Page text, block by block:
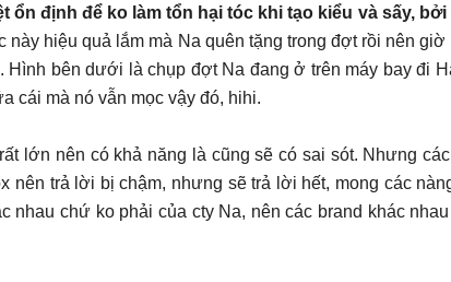
định để ko làm tổn hại tóc khi tạo kiểu và sấy,
này hiệu quả lắm mà Na quên tặng trong đợt rồi nên
bên dưới là chụp đợt Na đang ở trên máy bay đi
cái mà nó vẫn mọc vậy đó, hihi.
lớn nên có khả năng là cũng sẽ có sai sót. Nhưng
trả lời bị chậm, nhưng sẽ trả lời hết, mong các
chứ ko phải của cty Na, nên các brand khác